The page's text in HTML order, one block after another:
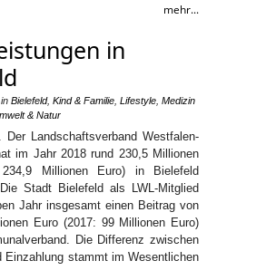
mehr...
in
in Bielefeld, Kind & Familie Lifestyle Medizin
& Natur
Der Landschaftsverband Westfalen-
im Jahr 2018 rund 230,5 Millionen
Millionen Euro) in Bielefeld
Stadt Bielefeld als LWL-Mitglied
Jahr insgesamt einen Beitrag von
Euro (2017: 99 Millionen Euro)
Die Differenz zwischen
Einzahlung stammt im Wesentlichen